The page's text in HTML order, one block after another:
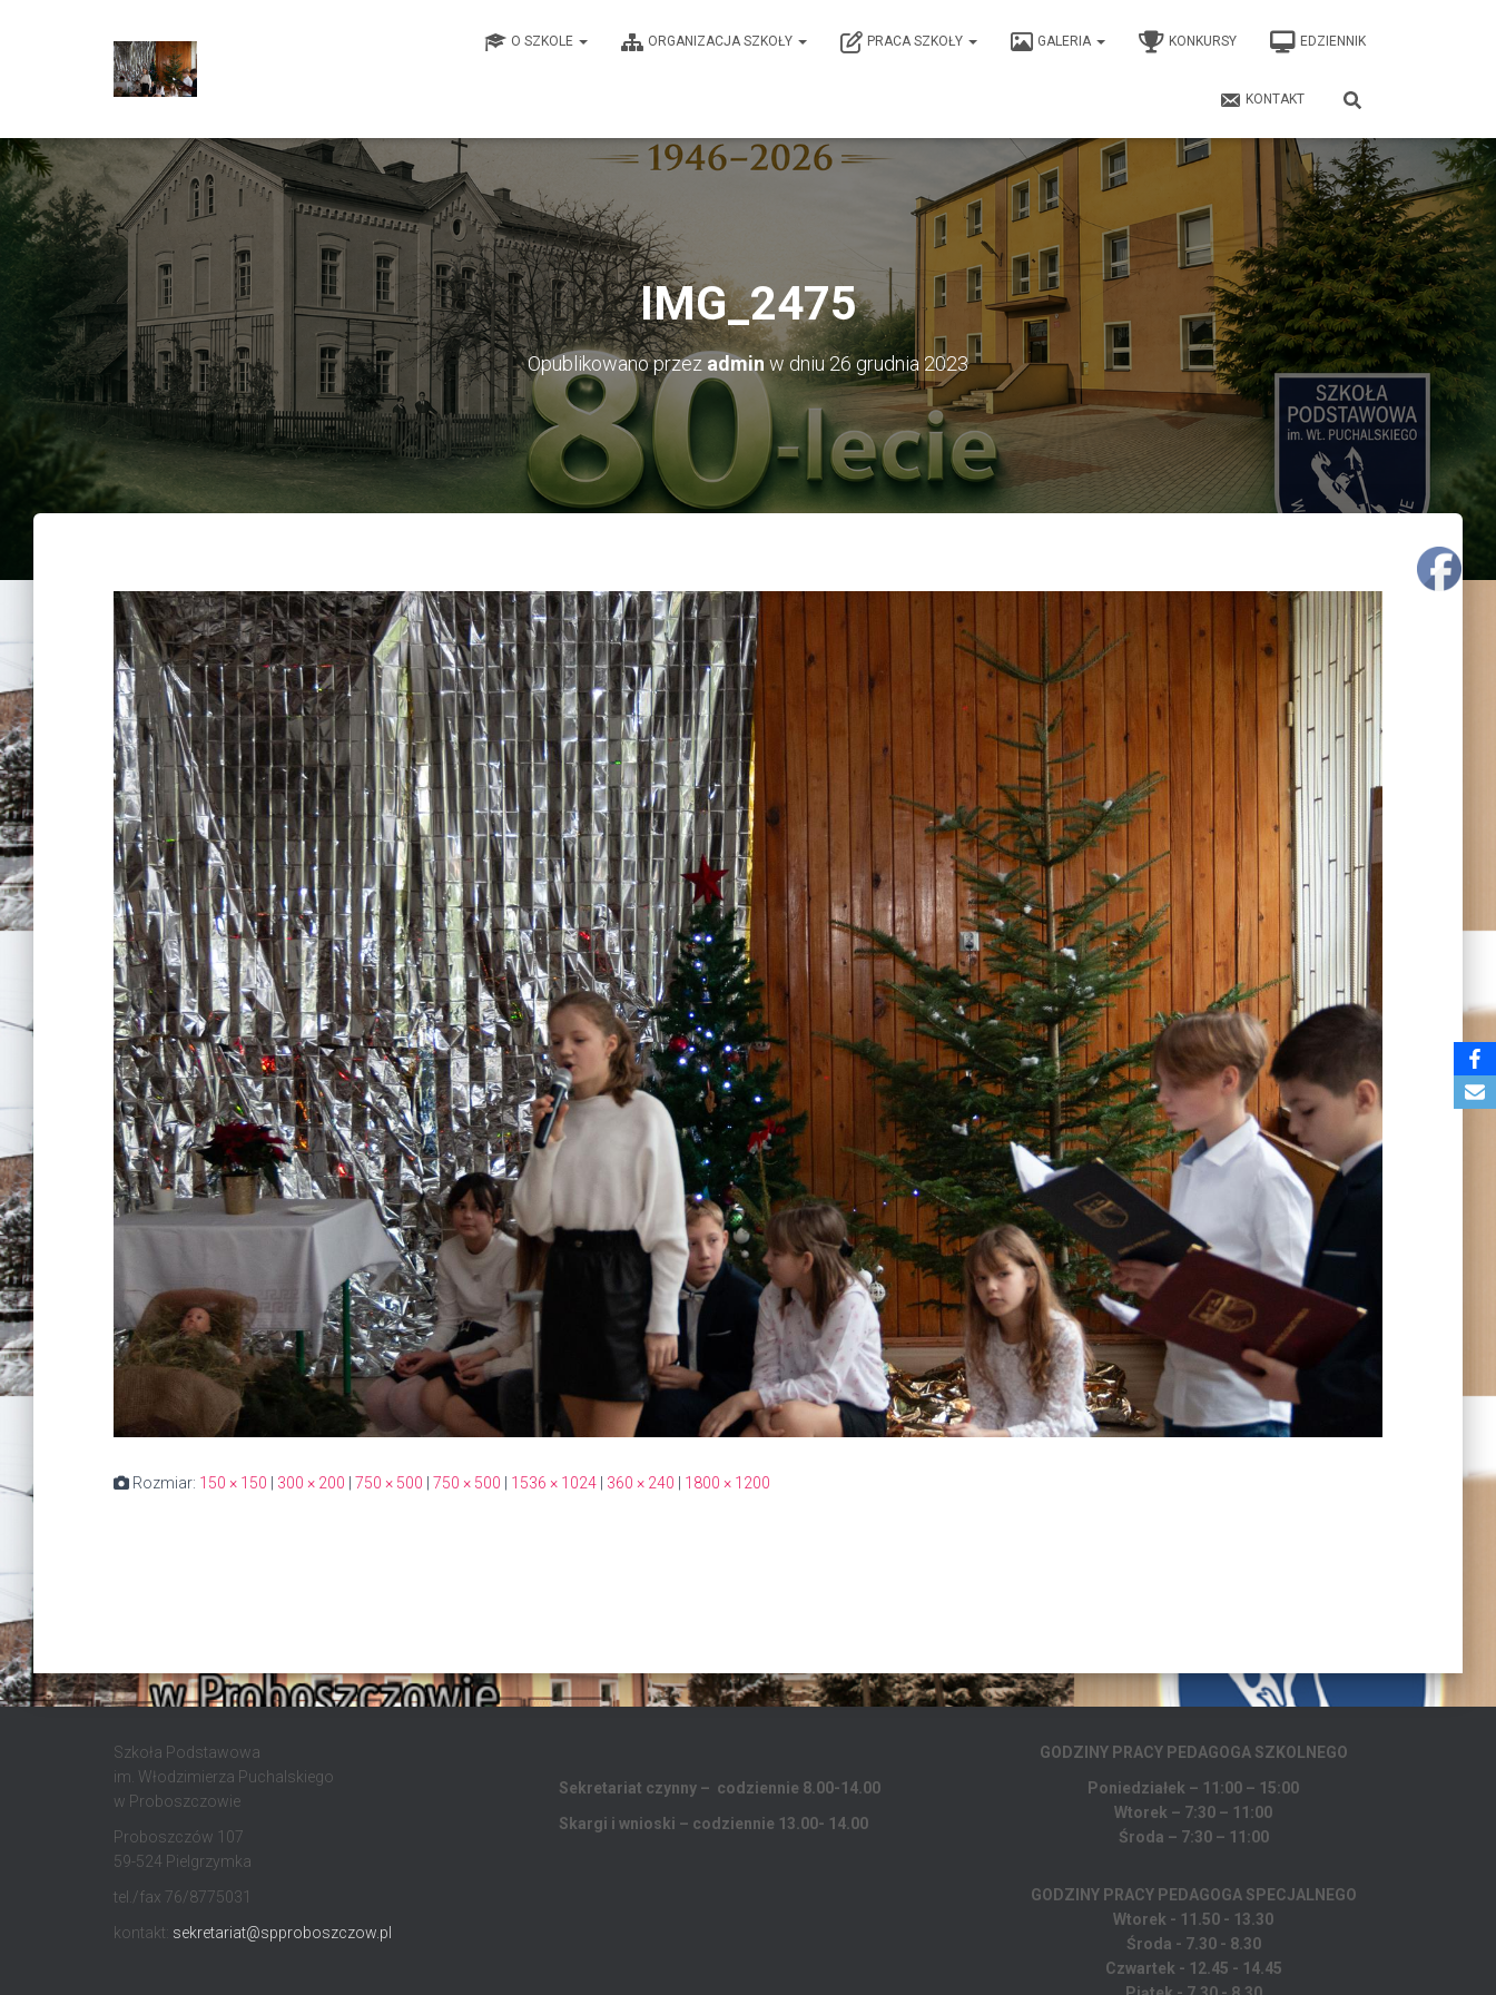
O SZKOLE ORGANIZACJA SZKOŁY PRACA SZKOŁY GALERIA KONKURSY EDZIENNIK
KONTAKT
IMG_2475
Opublikowano przez adminw dniu26 grudnia 2023
Rozmiar: 150 × 150 300 × 200 750 × 500 750 × 500 1536 × 1024 360 × 240 1800 × 1200
Szkoła Podstawowa
im. Włodzimierza Puchalskiego
w Proboszczowie
Proboszczów 107
59-524 Pielgrzymka
tel./fax 76/8775031
kontakt: sekretariat@spproboszczow.pl
Sekretariat czynny – codziennie 8.00-14.00
Skargi i wnioski – codziennie 13.00- 14.00
GODZINY PRACY PEDAGOGA SZKOLNEGO
Poniedziałek – 11:00 – 15:00
Wtorek – 7:30 – 11:00
Środa – 7:30 – 11:00
GODZINY PRACY PEDAGOGA SPECJALNEGO
Wtorek - 11.50 - 13.30
Środa - 7.30 - 8.30
Czwartek - 12.45 - 14.45